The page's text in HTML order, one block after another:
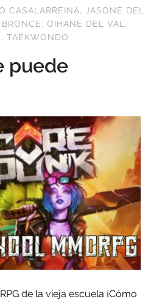
CASALARREINA,
JASONE DEL
, OIHANE DEL VAL ,
, TAEKWONDO
puede
de la vieja escuela ¡Cómo